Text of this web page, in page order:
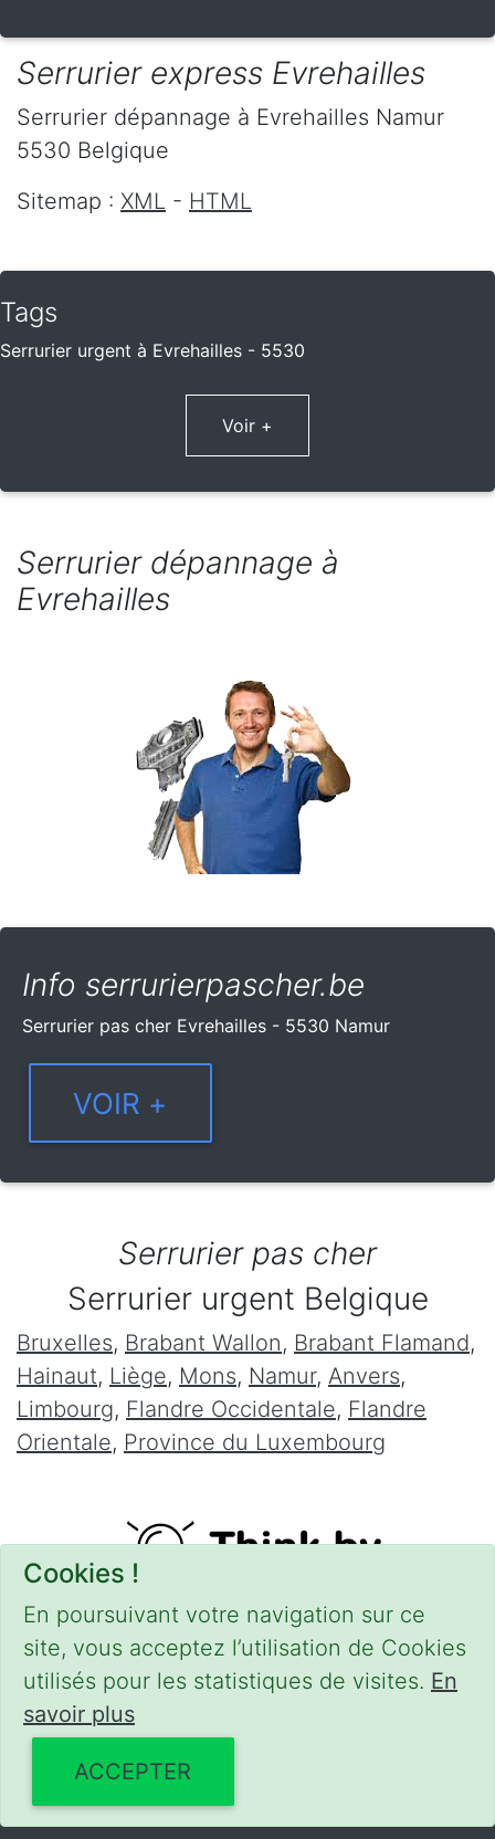
Cookies !
En poursuivant votre navigation sur ce
site, vous acceptez l’utilisation de Cookies
utilisés pour les statistiques de visites. En
savoir plus
ACCEPTER
Serrurier express Evrehailles
Serrurier dépannage à Evrehailles Namur
5530 Belgique
Sitemap : XML - HTML
Tags
Serrurier urgent à Evrehailles - 5530
Voir +
Serrurier dépannage à
Evrehailles
Info serrurierpascher.be
Serrurier pas cher Evrehailles - 5530 Namur
Serrurier pas cher
Serrurier urgent Belgique
Bruxelles, Brabant Wallon, Brabant Flamand,
Hainaut, Liège, Mons, Namur, Anvers,
Limbourg, Flandre Occidentale, Flandre
Orientale, Province du Luxembourg
CONDITIONS-
Powered by Euro Web Page